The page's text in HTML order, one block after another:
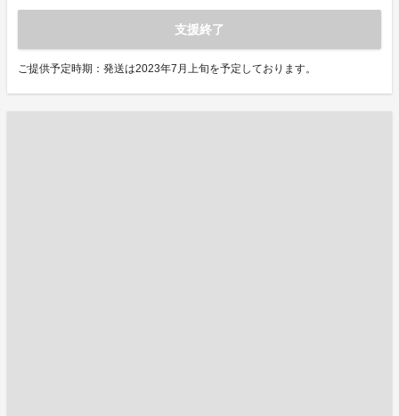
支援終了
ご提供予定時期：発送は2023年7月上旬を予定しております。